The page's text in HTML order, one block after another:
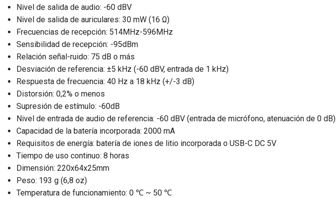
Nivel de salida de audio: -60 dBV
Nivel de salida de auriculares: 30 mW (16 Ω)
Frecuencias de recepción: 514MHz-596MHz
Sensibilidad de recepción: -95dBm
Relación señal-ruido: 75 dB o más
Desviación de referencia: ±5 kHz (-60 dBV, entrada de 1 kHz)
Respuesta de frecuencia: 40 Hz a 18 kHz (+/-3 dB)
Distorsión: 0,2% o menos
Supresión de estímulo: -60dB
Nivel de entrada de audio de referencia: -60 dBV (entrada de micrófono, atenuación de 0 dB)
Capacidad de la batería incorporada: 2000 mA
Requisitos de energía: batería de iones de litio incorporada o USB-C DC 5V
Tiempo de uso continuo: 8 horas
Dimensión: 220x64x25mm
Peso: 193 g (6,8 oz)
Temperatura de funcionamiento: 0 ℃ ~ 50 ℃